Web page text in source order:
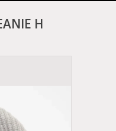
H